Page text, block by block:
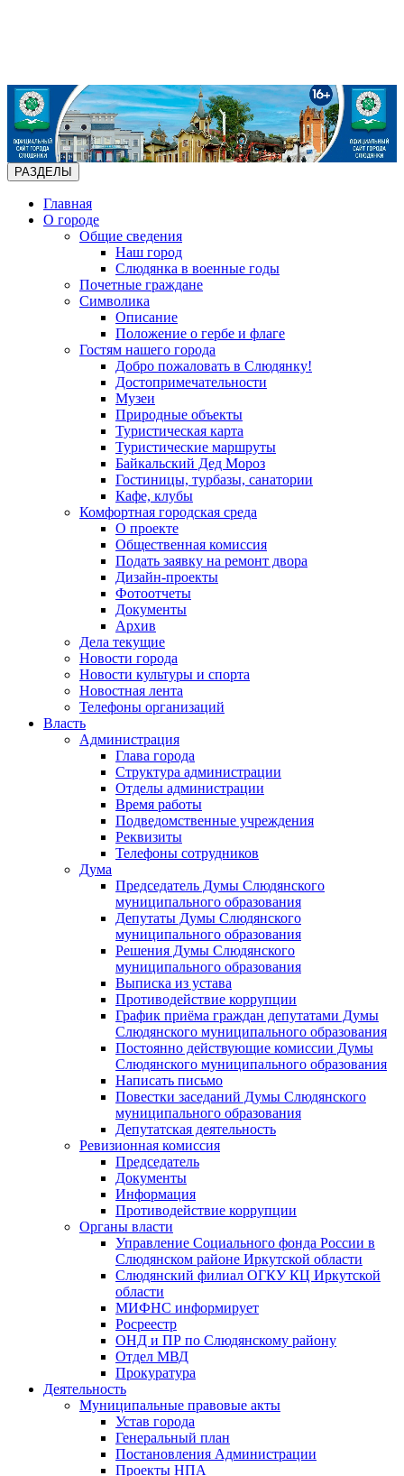
РАЗДЕЛЫ
Главная
О городе
Общие сведения
Наш город
Слюдянка в военные годы
Почетные граждане
Символика
Описание
Положение о гербе и флаге
Гостям нашего города
Добро пожаловать в Слюдянку!
Достопримечательности
Музеи
Природные объекты
Туристическая карта
Туристические маршруты
Байкальский Дед Мороз
Гостиницы, турбазы, санатории
Кафе, клубы
Комфортная городская среда
О проекте
Общественная комиссия
Подать заявку на ремонт двора
Дизайн-проекты
Фотоотчеты
Документы
Архив
Дела текущие
Новости города
Новости культуры и спорта
Новостная лента
Телефоны организаций
Власть
Администрация
Глава города
Структура администрации
Отделы администрации
Время работы
Подведомственные учреждения
Реквизиты
Телефоны сотрудников
Дума
Председатель Думы Слюдянского
муниципального образования
Депутаты Думы Слюдянского
муниципального образования
Решения Думы Слюдянского
муниципального образования
Выписка из устава
Противодействие коррупции
График приёма граждан депутатами Думы
Слюдянского муниципального образования
Постоянно действующие комиссии Думы
Слюдянского муниципального образования
Написать письмо
Повестки заседаний Думы Слюдянского
муниципального образования
Депутатская деятельность
Ревизионная комиссия
Председатель
Документы
Информация
Противодействие коррупции
Органы власти
Управление Социального фонда России в
Слюдянском районе Иркутской области
Слюдянский филиал ОГКУ КЦ Иркутской
области
МИФНС информирует
Росреестр
ОНД и ПР по Слюдянскому району
Отдел МВД
Прокуратура
Деятельность
Муниципальные правовые акты
Устав города
Генеральный план
Постановления Администрации
Проекты НПА